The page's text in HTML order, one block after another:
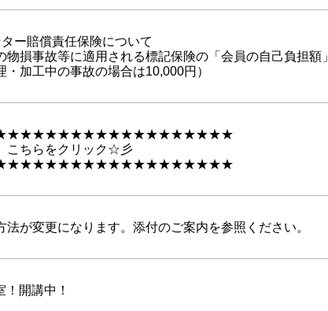
ー賠償責任保険について
物損事故等に適用される標記保険の「会員の自己負担
加工中の事故の場合は10,000円）
こちらをクリック☆彡
が変更になります。添付のご案内を参照ください。
開講中！